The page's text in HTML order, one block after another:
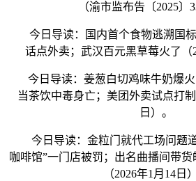
（渝市监布告〔2025〕
今日导读：国内首个食物逃溯国标
话点外卖；武汉百元黑草莓火了（
今日导读：姜葱白切鸡味牛奶爆火
当茶饮中毒身亡；美团外卖试点打
日）。
今日导读：金粒门就代工场问题道
咖啡馆”一门店被罚；出名曲播间带
（2026年1月14日）